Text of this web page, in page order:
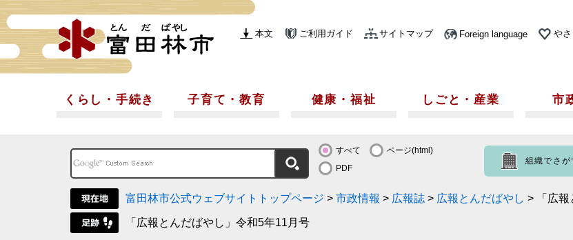
本文 ご利用ガイド サイトマップ Foreign language や
くらし・手続き 子育て・教育 健康・福祉 しごと・産業 市
すべて
ページ(html)
PDF
組織でさが
富田林市公式ウェブサイトトップページ > 市政情報 > 広報誌 > 広報とんだばやし > 「広
「広報とんだばやし」令和5年11月号